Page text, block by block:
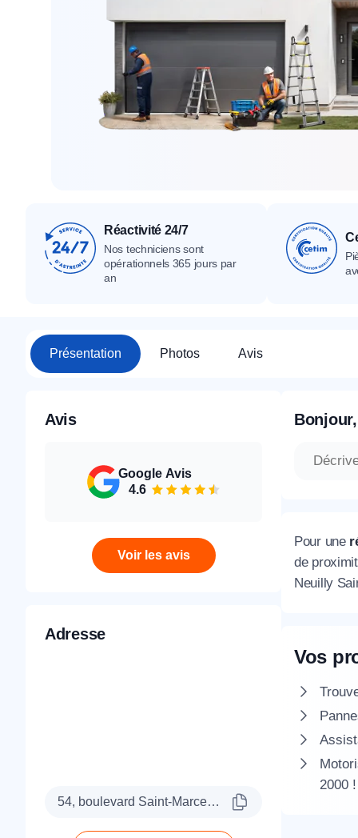
Tous nos produits
Tous nos
Réactivité 24/7
Nos techniciens sont
opérationnels 365 jours par
an
Présentation Photos Avis
Avis
Google Avis
4.6
Voir les avis
Adresse
54, boulevard Saint-Marcel, 75005 Paris
Bonjour,
Pour une
de
Neuilly
Vos
2000 !